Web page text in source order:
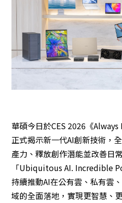
華碩今日於CES 2026《
正式揭示新一代AI創新技術，
產力、釋放創作潛能並改善日
「Ubiquitous AI. Incredible
持續推動AI在公有雲、私有雲
域的全面落地，實現更智慧、